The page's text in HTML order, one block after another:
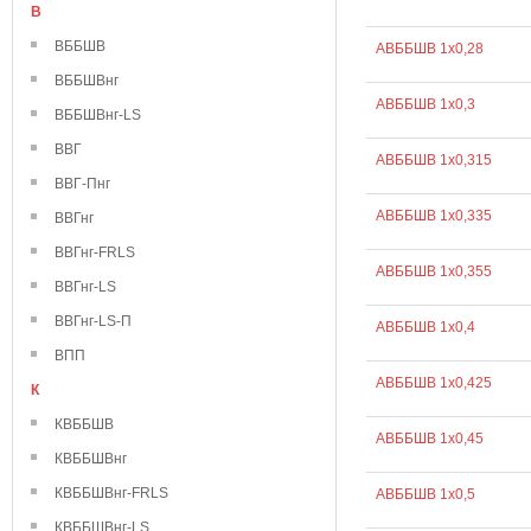
В
ВББШВ
ВББШВнг
ВББШВнг-LS
ВВГ
ВВГ-Пнг
ВВГнг
ВВГнг-FRLS
ВВГнг-LS
ВВГнг-LS-П
ВПП
К
КВББШВ
КВББШВнг
КВББШВнг-FRLS
КВББШВнг-LS
АВББШВ 1х0,28
АВББШВ 1х0,3
АВББШВ 1х0,315
АВББШВ 1х0,335
АВББШВ 1х0,355
АВББШВ 1х0,4
АВББШВ 1х0,425
АВББШВ 1х0,45
АВББШВ 1х0,5